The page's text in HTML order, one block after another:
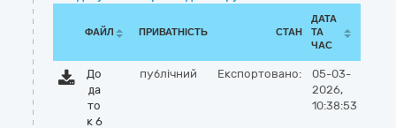
ФАЙЛ ПРИВАТНІСТЬ СТАН
ДАТА
ТА
ЧАС
До
да
то
к 6
публічний Експортовано:
05-03-
2026,
10:38:53